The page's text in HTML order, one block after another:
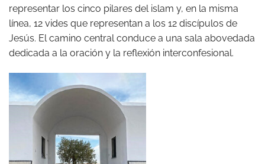
representar los cinco pilares del islam y, en la misma
línea, 12 vides que representan a los 12 discípulos de
Jesús. El camino central conduce a una sala abovedada
dedicada a la oración y la reflexión interconfesional.